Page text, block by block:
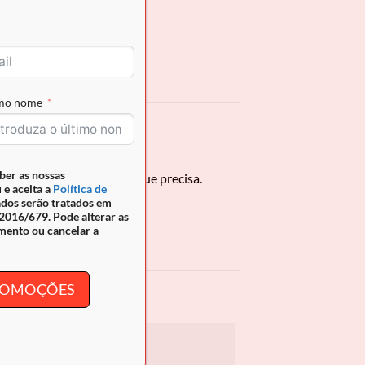
proteção para tudo o que precisa.
nome
as nossas
aceita a Política de
serão tratados em
679. Pode alterar as
ou cancelar a